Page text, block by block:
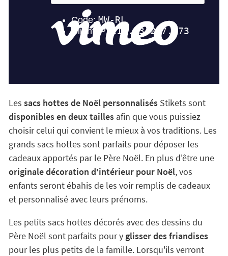
Sacs Hottes de Nöel personnalisés pour
friandises et cadeaux
Lessacs hottes de Noël personnalisésStikets sont
disponibles en deux tailles
afin que vous puissiez
choisir celui qui convient le mieux à vos traditions. Les
grands sacs hottes sont parfaits pour déposer les
cadeaux apportés par le Père Noël. En plus d'être une
originale décoration d'intérieur pour Noël , vos